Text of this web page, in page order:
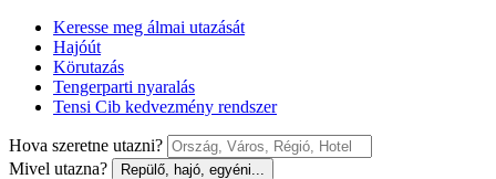
Keresse meg álmai utazását
Hajóút
Körutazás
Tengerparti nyaralás
Tensi Cib kedvezmény rendszer
Hova szeretne utazni?
Mivel utazna?
Repülő, hajó, egyéni...